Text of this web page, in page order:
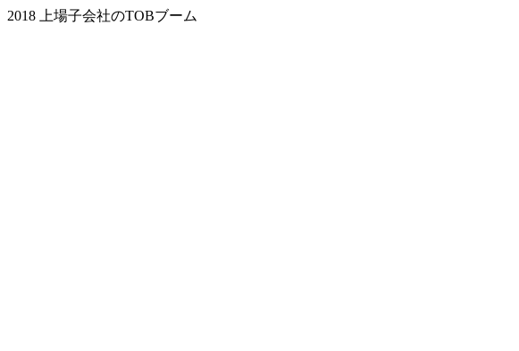
2018 上場子会社のTOBブーム